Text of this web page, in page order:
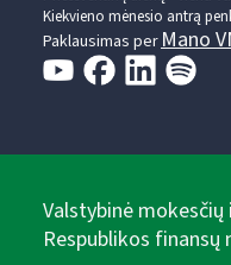
Kiekvieno mėnesio antrą
Paklausimas perMano
Valstybinė
Respublikos finansų